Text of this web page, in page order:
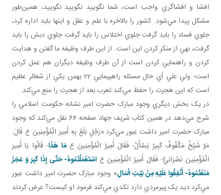
افشا و افشاگري واجب است، شما نگوييد نگوييد نگوييد، همين‌طور
مشکل پيدا مي‌شود. کشور را بالاخره با علم و عقل و اينها بايد اداره کرد،
جلوي فساد را بايد گرفت جلوي اختلاس را بايد گرفت جلوي دبش را بايد
گرفت، نهي از منکر کردن اين است. از اين طرف وظيفه ما گفتن و هدايت
کردن و راهنمايي کردن است از آن طرف وظيفه ديگران هم عمل کردن
است؛ ولي علي أي حال مسئله راهپيمايي 22 بهمن يکي از شعائر عظيم
است که اين هجرت را حفظ مي‌کند تعرب بعد از هجرت را منع مي‌کند.
در يک بخش ديگري وجود مبارک حضرت امير نشانه حکومت اسلامي را
شرح مي‌دهد در همين کتاب شريف جهاد صفحه 66 نقل مي‌کند که وجود
مبارک حضرت امير داشت عبور مي‌کرد «رَجُلٍ بَلَغَ بِهِ أَمِيرَ الْمُؤْمِنِينَ ع قَالَ:
مَرَّ شَيْخٌ مَكْفُوفٌ كَبِيرٌ يَسْأَلُ- فَقَالَ أَمِيرُ الْمُؤْمِنِينَ عمَا هَذَا- قَالُوا يَا أَمِيرَ
الْمُؤْمِنِينَ نَصْرَانِيٌّ- فَقَالَ أَمِيرُ الْمُؤْمِنِينَ ع اسْتَعْمَلْتُمُوهُ- حَتَّى إِذَا كَبِرَ وَ عَجَزَ
مَنَعْتُمُوهُ- أَنْفِقُوا عَلَيْهِ مِنْ بَيْتِ الْمَالِ» وجود مبارک حضرت امير داشت عبور
مي‌کرد ديد يک پيرمردي دارد تکدي مي‌کند فرمود او کيست؟ عرض کردند